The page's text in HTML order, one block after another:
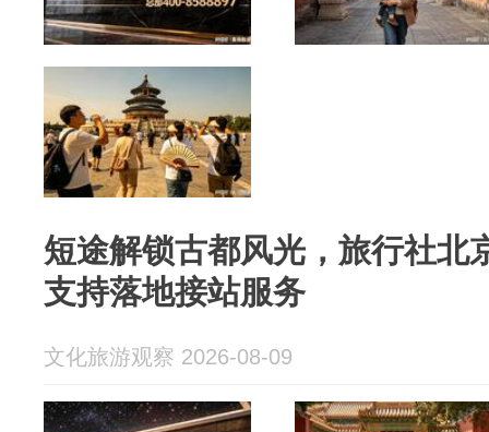
短途解锁古都风光，旅行社北
支持落地接站服务
文化旅游观察 2026-08-09